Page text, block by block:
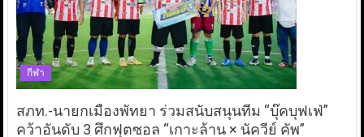
กีฬา
สภท.-นายกเมืองพัทยา ร่วมสนับสนุนทีม “บุ๊คบุฟเฟ่”
คว้าอันดับ 3 ศึกฟุตซอล “เกาะล้าน × นัควีย์ คัพ”